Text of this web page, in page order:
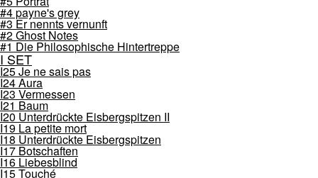
#4 payne's grey
#3 Er nennts vernunft
#2 Ghost Notes
#1 Die Philosophische Hintertreppe
I SET
I25 Je ne sais pas
I24 Aura
I23 Vermessen
I21 Baum
I20 Unterdrückte Eisbergspitzen II
I19 La petite mort
I18 Unterdrückte Eisbergspitzen
I17 Botschaften
I16 Liebesblind
I15 Touché